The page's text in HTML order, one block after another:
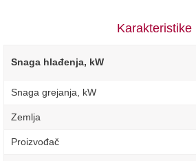
Karakteristike
Snaga hlađenja, kW
Snaga grejanja, kW
Zemlja
Proizvođač